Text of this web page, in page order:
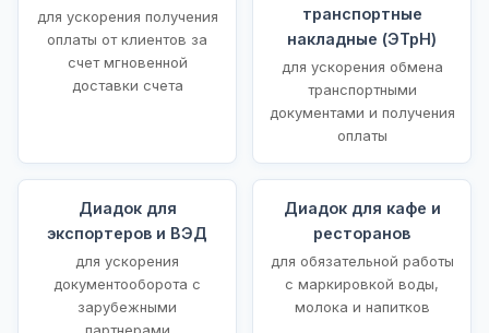
для ускорения получения
оплаты от клиентов за
счет мгновенной
доставки счета
транспортные
накладные (ЭТрН)
для ускорения обмена
транспортными
документами и получения
оплаты
Диадок для
экспортеров и ВЭД
для ускорения
документооборота с
зарубежными
Диадок для кафе и
ресторанов
для обязательной работы
с маркировкой воды,
молока и напитков